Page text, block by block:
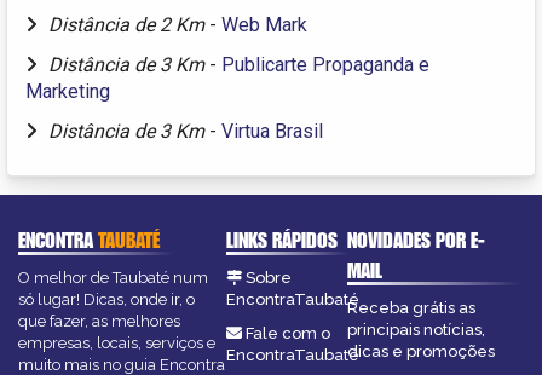
Distância de 2 Km - Web Mark
Distância de 3 Km - Publicarte Propaganda e
Marketing
Distância de 3 Km - Virtua Brasil
ENCONTRATAUBATÉ
O melhor de Taubaté num
só lugar! Dicas, onde ir, o
que fazer, as melhores
empresas, locais, serviços e
muito mais no guia Encontra
LINKS RÁPIDOS
Sobre
EncontraTaubaté
Fale com o
EncontraTaubaté
NOVIDADES POR E-
MAIL
Receba grátis as
principais notícias,
dicas e promoções